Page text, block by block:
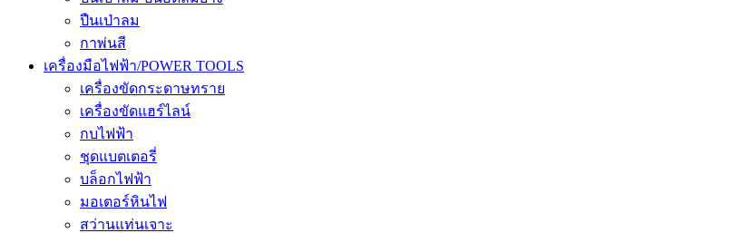
ปืนเป่าลม
กาพ่นสี
เครื่องมือไฟฟ้า/POWER TOOLS
เครื่องขัดกระดาษทราย
เครื่องขัดแฮร์ไลน์
กบไฟฟ้า
ชุดแบตเตอรี่
บล็อกไฟฟ้า
มอเตอร์หินไฟ
สว่านแท่นเจาะ